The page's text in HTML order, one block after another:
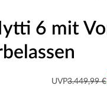
6 mit
UVP3.449,99 €